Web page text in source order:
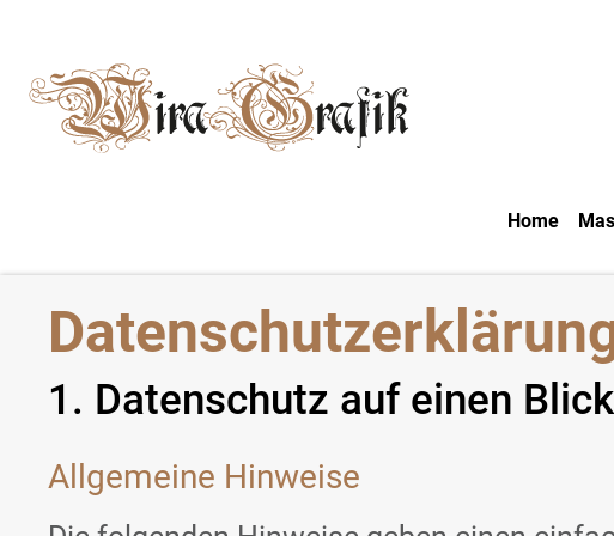
Home
1. Datenschutz auf einen Blick
Allgemeine Hinweise